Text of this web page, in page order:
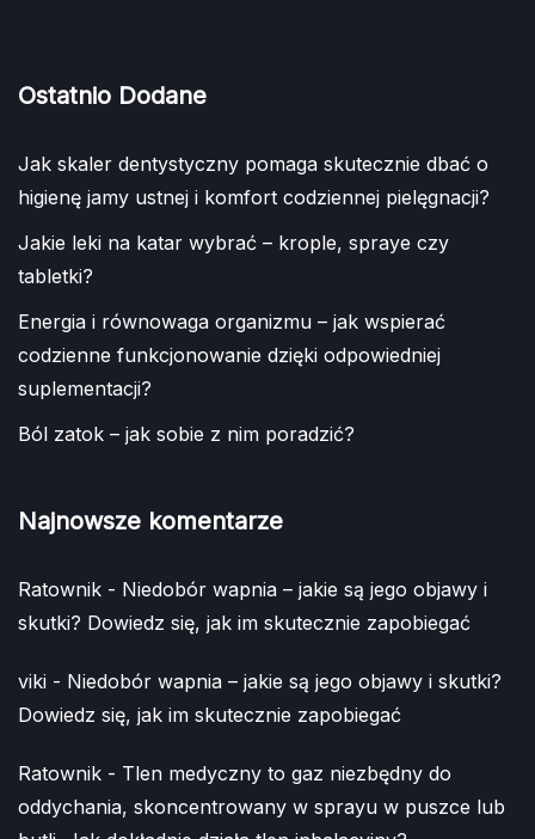
Ostatnio Dodane
Jak skaler dentystyczny pomaga skutecznie dbać o
higienę jamy ustnej i komfort codziennej pielęgnacji?
Jakie leki na katar wybrać – krople, spraye czy
tabletki?
Energia i równowaga organizmu – jak wspierać
codzienne funkcjonowanie dzięki odpowiedniej
suplementacji?
Ból zatok – jak sobie z nim poradzić?
Najnowsze komentarze
Ratownik - Niedobór wapnia – jakie są jego objawy i
skutki? Dowiedz się, jak im skutecznie zapobiegać
viki - Niedobór wapnia – jakie są jego objawy i skutki?
Dowiedz się, jak im skutecznie zapobiegać
Ratownik - Tlen medyczny to gaz niezbędny do
oddychania, skoncentrowany w sprayu w puszce lub